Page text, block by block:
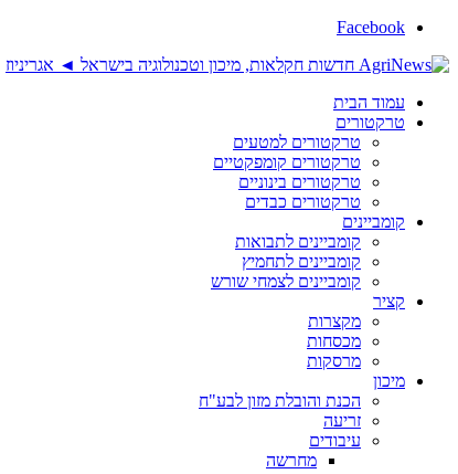
Facebook
עמוד הבית
טרקטורים
טרקטורים למטעים
טרקטורים קומפקטיים
טרקטורים בינוניים
טרקטורים כבדים
קומביינים
קומביינים לתבואות
קומביינים לתחמיץ
קומביינים לצמחי שורש
קציר
מקצרות
מכסחות
מרסקות
מיכון
הכנת והובלת מזון לבע"ח
זריעה
עיבודים
מחרשה